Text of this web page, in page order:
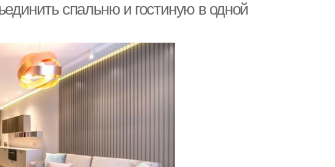
спальню и гостиную в одной